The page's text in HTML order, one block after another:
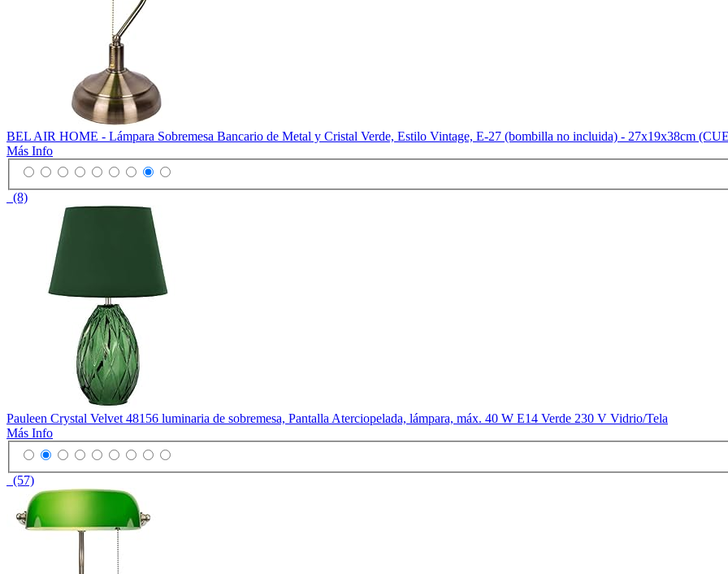
BEL AIR HOME - Lámpara Sobremesa Bancario de Metal y Cristal Verde, Estilo Vintage, E-27 (bombilla no incluida) - 27x19x38cm
Más Info
(8)
Pauleen Crystal Velvet 48156 luminaria de sobremesa, Pantalla Aterciopelada, lámpara, máx. 40 W E14 Verde 230 V Vidrio/Tela
Más Info
(57)